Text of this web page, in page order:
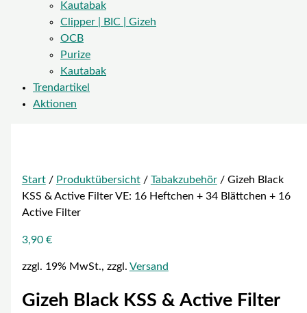
Kautabak
Clipper | BIC | Gizeh
OCB
Purize
Kautabak
Trendartikel
Aktionen
Start/ Produktübersicht/ Tabakzubehör/ Gizeh Black
KSS & Active Filter VE: 16 Heftchen + 34 Blättchen + 16
Active Filter
3,90 €
zzgl. 19% MwSt., zzgl. Versand
Gizeh Black KSS & Active Filter